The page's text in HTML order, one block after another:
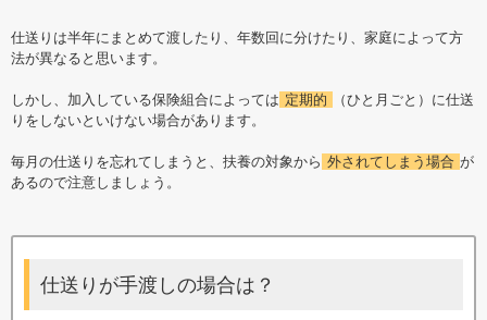
仕送りは半年にまとめて渡したり、年数回に分けたり、家庭によって方
法が異なると思います。
しかし、加入している保険組合によっては 定期的
（ひと月ごと）に仕送
りをしないといけない場合があります。
毎月の仕送りを忘れてしまうと、扶養の対象から 外されてしまう場合 が
あるので注意しましょう。
仕送りが手渡しの場合は？